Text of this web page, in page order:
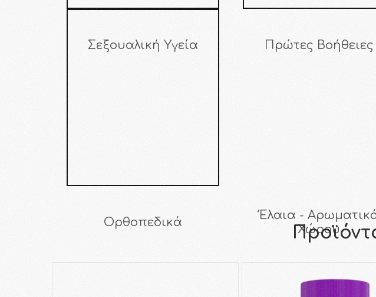
Σεξουαλική Υγεία Πρώτες Βοήθειες
Ορθοπεδικά
Έλαια -
Χώρου